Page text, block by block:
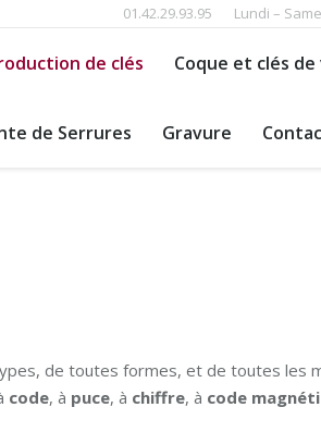
01.42.29.93.95 Lundi –
de clés Coque et clés
de Serrures Gravure
de toutes formes, et de toutes les
code, à puce, à chiffre, à code